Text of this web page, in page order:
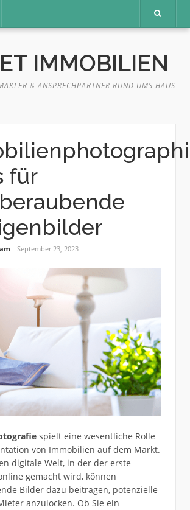
IMMOBILIEN
& ANSPRECHPARTNER RUND UMS HAUS
für
September 23, 2023
spielt eine wesentliche Rolle
von Immobilien auf dem Markt.
digitale Welt, in der der erste
gemacht wird, können
Bilder dazu beitragen, potenzielle
anzulocken. Ob Sie ein